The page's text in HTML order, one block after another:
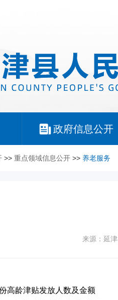
政府信息公开
>> 重点领域信息公开 >> 养老服务
来源：延
高龄津贴发放人数及金额